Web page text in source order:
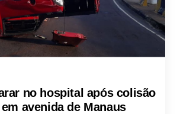
no hospital após colisão
avenida de Manaus